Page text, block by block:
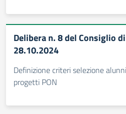
Delibera n. 8 del Consiglio
28.10.2024
Definizione criteri selezione
progetti PON